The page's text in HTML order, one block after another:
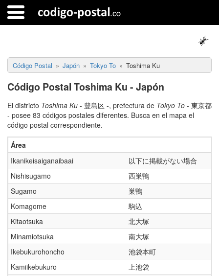
Código Postal Japón Tokyo To Toshima Ku
Código Postal Toshima Ku - Japón
El districto Toshima Ku - 豊島区 -, prefectura de Tokyo To - 東京都
- posee 83 códigos postales diferentes. Busca en el mapa el
código postal correspondiente.
Área
Ikanikeisaiganaibaai
以下に掲載がない場合
Nishisugamo
西巣鴨
Sugamo
巣鴨
Komagome
駒込
Kitaotsuka
北大塚
Minamiotsuka
南大塚
Ikebukurohoncho
池袋本町
Kamiikebukuro
上池袋